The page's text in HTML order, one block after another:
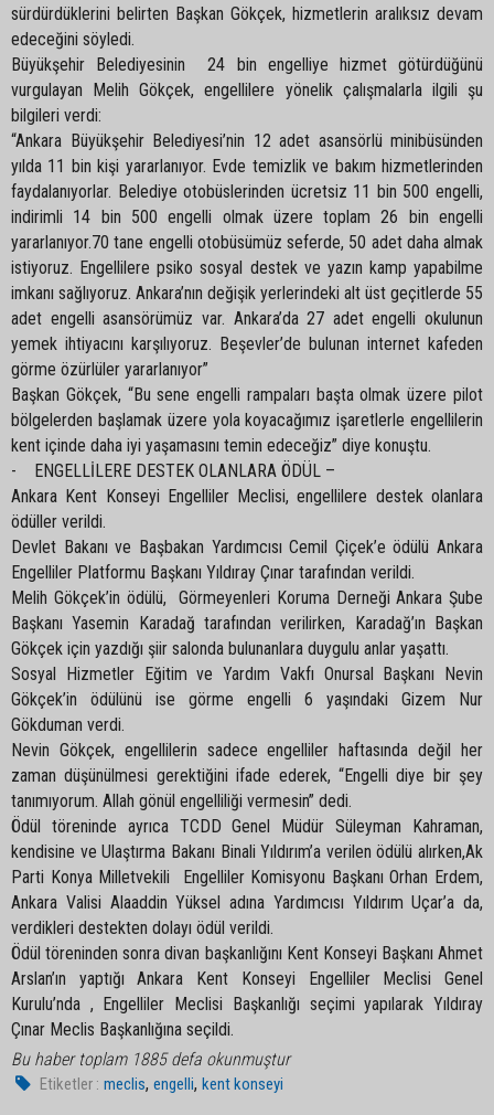
sürdürdüklerini belirten Başkan Gökçek, hizmetlerin aralıksız devam
edeceğini söyledi.
Büyükşehir Belediyesinin 24 bin engelliye hizmet götürdüğünü
vurgulayan Melih Gökçek, engellilere yönelik çalışmalarla ilgili şu
bilgileri verdi:
“Ankara Büyükşehir Belediyesi’nin 12 adet asansörlü minibüsünden
yılda 11 bin kişi yararlanıyor. Evde temizlik ve bakım hizmetlerinden
faydalanıyorlar. Belediye otobüslerinden ücretsiz 11 bin 500 engelli,
indirimli 14 bin 500 engelli olmak üzere toplam 26 bin engelli
yararlanıyor.70 tane engelli otobüsümüz seferde, 50 adet daha almak
istiyoruz. Engellilere psiko sosyal destek ve yazın kamp yapabilme
imkanı sağlıyoruz. Ankara’nın değişik yerlerindeki alt üst geçitlerde 55
adet engelli asansörümüz var. Ankara’da 27 adet engelli okulunun
yemek ihtiyacını karşılıyoruz. Beşevler’de bulunan internet kafeden
görme özürlüler yararlanıyor”
Başkan Gökçek, “Bu sene engelli rampaları başta olmak üzere pilot
bölgelerden başlamak üzere yola koyacağımız işaretlerle engellilerin
kent içinde daha iyi yaşamasını temin edeceğiz” diye konuştu.
- ENGELLİLERE DESTEK OLANLARA ÖDÜL –
Ankara Kent Konseyi Engelliler Meclisi, engellilere destek olanlara
ödüller verildi.
Devlet Bakanı ve Başbakan Yardımcısı Cemil Çiçek’e ödülü Ankara
Engelliler Platformu Başkanı Yıldıray Çınar tarafından verildi.
Melih Gökçek’in ödülü, Görmeyenleri Koruma Derneği Ankara Şube
Başkanı Yasemin Karadağ tarafından verilirken, Karadağ’ın Başkan
Gökçek için yazdığı şiir salonda bulunanlara duygulu anlar yaşattı.
Sosyal Hizmetler Eğitim ve Yardım Vakfı Onursal Başkanı Nevin
Gökçek’in ödülünü ise görme engelli 6 yaşındaki Gizem Nur
Gökduman verdi.
Nevin Gökçek, engellilerin sadece engelliler haftasında değil her
zaman düşünülmesi gerektiğini ifade ederek, “Engelli diye bir şey
tanımıyorum. Allah gönül engelliliği vermesin” dedi.
Ödül töreninde ayrıca TCDD Genel Müdür Süleyman Kahraman,
kendisine ve Ulaştırma Bakanı Binali Yıldırım’a verilen ödülü alırken,Ak
Parti Konya Milletvekili Engelliler Komisyonu Başkanı Orhan Erdem,
Ankara Valisi Alaaddin Yüksel adına Yardımcısı Yıldırım Uçar’a da,
verdikleri destekten dolayı ödül verildi.
Ödül töreninden sonra divan başkanlığını Kent Konseyi Başkanı Ahmet
Arslan’ın yaptığı Ankara Kent Konseyi Engelliler Meclisi Genel
Kurulu’nda , Engelliler Meclisi Başkanlığı seçimi yapılarak Yıldıray
Çınar Meclis Başkanlığına seçildi.
Bu haber toplam 1885 defa okunmuştur
Etiketler : meclis,engelli,kent konseyi